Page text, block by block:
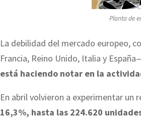
Planta de
La debilidad del mercado europeo,
Francia, Reino Unido, Italia y
está haciendo notar en la
En abril volvieron a experimentar un
16,3%, hasta las 224.620